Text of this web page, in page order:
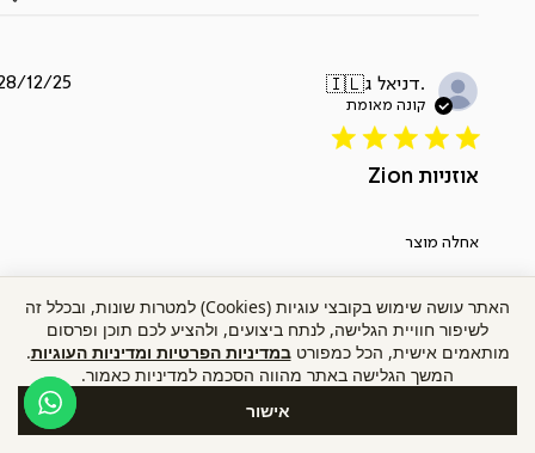
🇮🇱 דניאל ג.
אוזניות Zion
אחלה מוצר
תאריך12/25
Was this review helpful?
האתר עושה שימוש בקובצי עוגיות (Cookies) למטרות שונות, ובכלל זה
לשיפור חוויית הגלישה, לנתח ביצועים, ולהציע לכם תוכן ופרסום
מותאמים אישית, הכל כמפורטבמדיניות הפרטיות ומדיניות העוגיות.
המשך הגלישה באתר מהווה הסכמה למדיניות כאמור.
אישור